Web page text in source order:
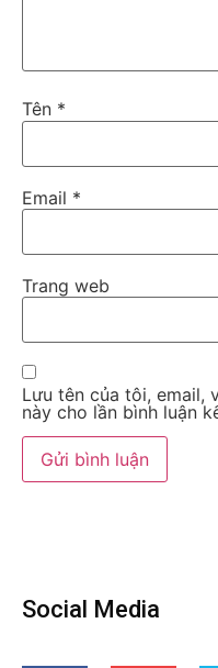
Tên *
Email *
Trang web
Lưu tên của tôi, email,
này cho lần bình luận
Social Media